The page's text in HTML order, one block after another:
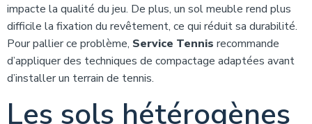
impacte la qualité du jeu. De plus, un sol meuble rend plus
difficile la fixation du revêtement, ce qui réduit sa durabilité.
Pour pallier ce problème, Service Tennis recommande
d’appliquer des techniques de compactage adaptées avant
d’installer un terrain de tennis.
Les sols hétérogènes